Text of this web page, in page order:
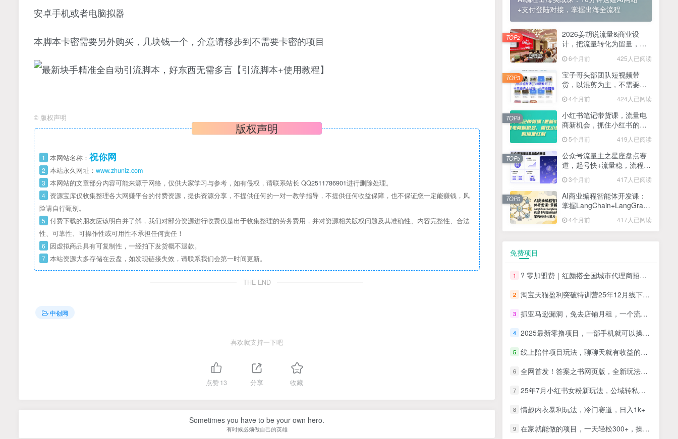
安卓手机或者电脑拟器
本脚本卡密需要另外购买，几块钱一个，介意请移步到不需要卡密的项目
© 版权声明
版权声明
1 本网站名称： 祝你网
2 本站永久网址： www.zhuniz.com
3 本网站的文章部分内容可能来源于网络，仅供大家学习与参考，如有侵权，请联系站长 QQ2511786901进行删除处理。
4 资源宝库仅收集整理各大网赚平台的付费资源，提供资源分享，不提供任何的一对一教学指导，不提供任何收益保障，也不保证您一定能赚钱，风
险请自行甄别。
5 付费下载的朋友应该明白并了解，我们对部分资源进行收费仅是出于收集整理的劳务费用，并对资源相关版权问题及其准确性、内容完整性、合法
性、可靠性、可操作性或可用性不承担任何责任！
6 因虚拟商品具有可复制性，一经拍下发货概不退款。
7 本站资源大多存储在云盘，如发现链接失效，请联系我们会第一时间更新。
THE END
中创网
喜欢就支持一下吧
点赞13 分享 收藏
Sometimes you have to be your own hero.
有时候必须做自己的英雄
2025最新零撸项目，一部手机就可以操作，20秒一单，零投入纯薅羊毛，无门槛，一天200+【揭秘】
5 线上陪伴项目玩法，聊聊天就有收益的项目，一个月收益5000+
6 全网首发！答案之书网页版，全新玩法，搭配文档和网页，日入1k+零门槛小白首选副业
7 25年7月小红书女粉新玩法，公域转私域变现，日轻松变现2张+，5分钟简单复制好上手
8 情趣内衣暴利玩法，冷门赛道，日入1k+
9 在家就能做的项目，一天轻松300+，操作简单上手快
10 2025年百家号AI图文掘金，手机操作单号月入4-5位数，低门槛【附指令+工具】
抖音情感文案项目玩法，单月涨粉3000+，新手小白也能做
+支付登陆对接，掌握出海全流程
2026姜胡说流量&商业设
计，把流量转化为留量，设
6个月前 425人已阅读
TOP2
宝子哥头部团队短视频带
货，以混剪为主，不需要真
26年3月】
4个月前 424人已阅读
TOP3
小红书笔记带货课，流量电
商新机会，抓住小红书的流
5个月前 419人已阅读
TOP4
公众号流量主之星座盘点赛
道，起号快+流量稳，流程简
3个月前 417人已阅读
TOP5
AI商业编程智能体开发课：
掌握LangChain+LangGraph
心能力
4个月前 417人已阅读
TOP6
免费项目
1 ? 零加盟费｜红颜搭全国城市代理商招募正式启动！
2 淘宝天猫盈利突破特训营25年12月线下课，系统性的深度剖析电商企业经营之道，打造电商标准化运营体系
3 抓亚马逊漏洞，免去店铺月租，一个流量大竞争小，让你有机会成大卖的赛道
4 2025最新零撸项目，一部手机就可以操作，20秒一单，零投入纯薅羊毛，无门槛，一天200+【揭秘】
5 线上陪伴项目玩法，聊聊天就有收益的项目，一个月收益5000+
6 全网首发！答案之书网页版，全新玩法，搭配文档和网页，日入1k+零门槛小白首选副业
7 25年7月小红书女粉新玩法，公域转私域变现，日轻松变现2张+，5分钟简单复制好上手
8 情趣内衣暴利玩法，冷门赛道，日入1k+
9 在家就能做的项目，一天轻松300+，操作简单上手快